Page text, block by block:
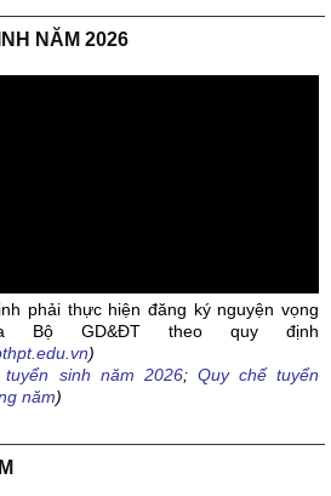
NĂM 2026
phải thực hiện đăng ký nguyện vọng
Bộ GD&ĐT theo quy định
)
sinh năm 2026; Quy chế tuyển
năm)